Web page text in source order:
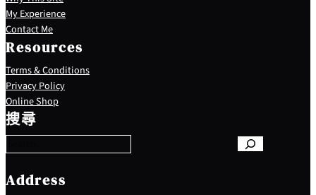
My Experience
Contact Me
Resources
Terms & Conditions
Privacy Policy
Online Shop
搜尋
S
e
a
c
h
Address